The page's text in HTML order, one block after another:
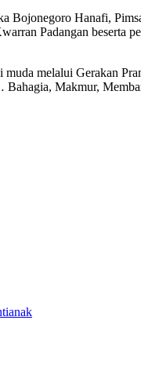
Bojonegoro Hanafi,
Padangan beserta
melalui Gerakan
Makmur,